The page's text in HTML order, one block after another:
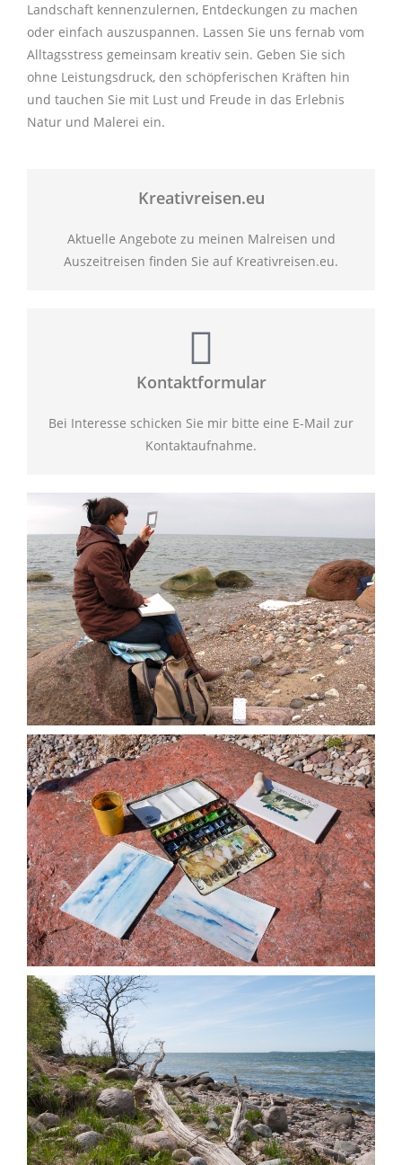
Landschaft kennenzulernen, Entdeckungen zu machen
oder einfach auszuspannen. Lassen Sie uns fernab vom
Alltagsstress gemeinsam kreativ sein. Geben Sie sich
ohne Leistungsdruck, den schöpferischen Kräften hin
und tauchen Sie mit Lust und Freude in das Erlebnis
Natur und Malerei ein.
Kreativreisen.eu
Aktuelle Angebote zu meinen Malreisen und
Auszeitreisen finden Sie auf Kreativreisen.eu.
Kontaktformular
Bei Interesse schicken Sie mir bitte eine E-Mail zur
Kontaktaufnahme.